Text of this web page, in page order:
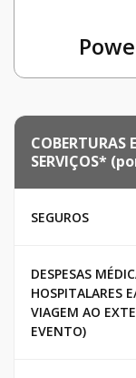
COBERTURAS E
SERVIÇOS*
SEGUROS
DESPESAS
HOSPITALARES
VIAGEM AO
EVENTO)